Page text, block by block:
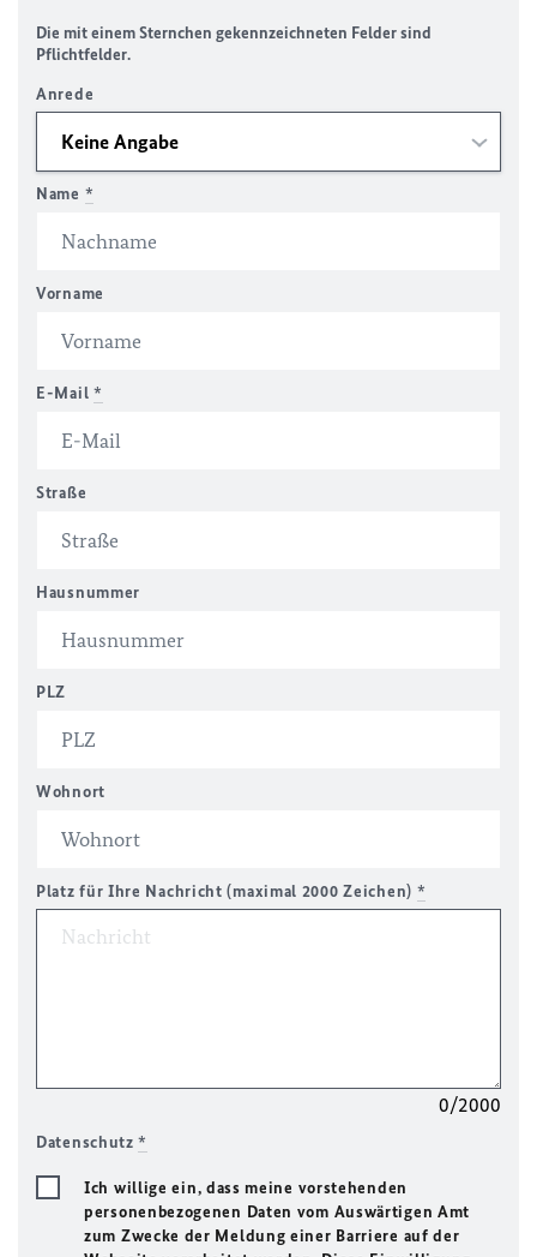
Die mit einem Sternchen gekennzeichneten Felder sind
Pflichtfelder.
Anrede
Name *
Vorname
E-Mail *
Straße
Hausnummer
PLZ
Wohnort
Platz für Ihre Nachricht (maximal 2000 Zeichen) *
0/2000
Datenschutz*
Ich willige ein, dass meine vorstehenden
personenbezogenen Daten vom Auswärtigen Amt
zum Zwecke der Meldung einer Barriere auf der